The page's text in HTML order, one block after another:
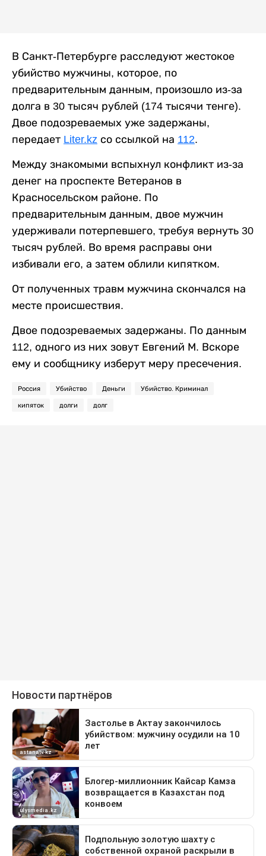
В Санкт-Петербурге расследуют жестокое
убийство мужчины, которое, по
предварительным данным, произошло из-за
долга в 30 тысяч рублей (174 тысячи тенге).
Двое подозреваемых уже задержаны,
передает Liter.kz со ссылкой на 112.
Между знакомыми вспыхнул конфликт из-за
денег на проспекте Ветеранов в
Красносельском районе. По
предварительным данным, двое мужчин
удерживали потерпевшего, требуя вернуть 30
тысяч рублей. Во время расправы они
избивали его, а затем облили кипятком.
От полученных травм мужчина скончался на
месте происшествия.
Двое подозреваемых задержаны. По данным
112, одного из них зовут Евгений М. Вскоре
ему и сообщнику изберут меру пресечения.
Россия Убийство Деньги Убийство. Криминал
кипяток долги долг